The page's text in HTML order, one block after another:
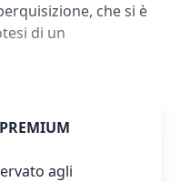
che si è
di un
agli